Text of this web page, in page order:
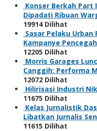
Konser Berkah Part
Dipadati Ribuan
19914 Dilihat
Sasar Pelaku Urban
Kampanye
12205 Dilihat
Morris Garages
Canggih: Performa
12072 Dilihat
Hilirisasi Industri
11675 Dilihat
Kelas Jurnalistik
Libatkan Jurnalis
11615 Dilihat